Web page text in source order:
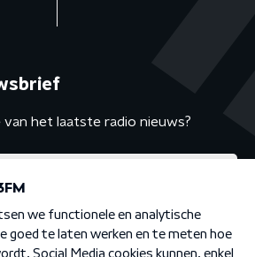
het laatste radio nieuws?